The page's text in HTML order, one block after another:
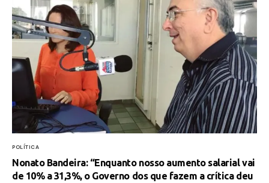
POLÍTICA
Nonato Bandeira: “Enquanto nosso aumento salarial vai
de 10% a 31,3%, o Governo dos que fazem a crítica deu